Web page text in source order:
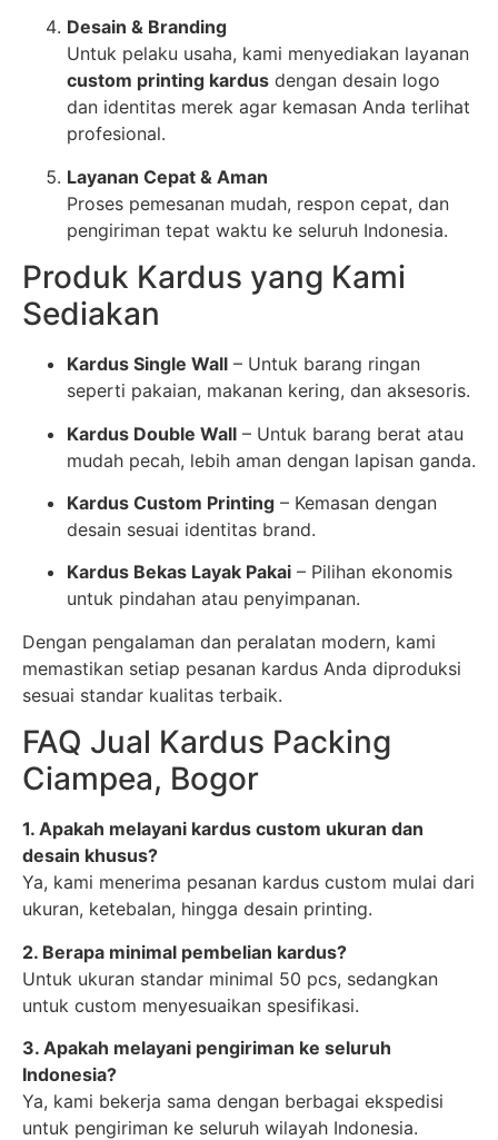
Desain & Branding
Untuk pelaku usaha, kami menyediakan layanan
custom printing kardus dengan desain logo
dan identitas merek agar kemasan Anda terlihat
profesional.
Layanan Cepat & Aman
Proses pemesanan mudah, respon cepat, dan
pengiriman tepat waktu ke seluruh Indonesia.
Produk Kardus yang Kami
Sediakan
Kardus Single Wall – Untuk barang ringan
seperti pakaian, makanan kering, dan aksesoris.
Kardus Double Wall – Untuk barang berat atau
mudah pecah, lebih aman dengan lapisan ganda.
Kardus Custom Printing – Kemasan dengan
desain sesuai identitas brand.
Kardus Bekas Layak Pakai – Pilihan ekonomis
untuk pindahan atau penyimpanan.
Dengan pengalaman dan peralatan modern, kami
memastikan setiap pesanan kardus Anda diproduksi
sesuai standar kualitas terbaik.
FAQ Jual Kardus Packing
Ciampea, Bogor
1. Apakah melayani kardus custom ukuran dan
desain khusus?
Ya, kami menerima pesanan kardus custom mulai dari
ukuran, ketebalan, hingga desain printing.
2. Berapa minimal pembelian kardus?
Untuk ukuran standar minimal 50 pcs, sedangkan
untuk custom menyesuaikan spesifikasi.
3. Apakah melayani pengiriman ke seluruh
Indonesia?
Ya, kami bekerja sama dengan berbagai ekspedisi
untuk pengiriman ke seluruh wilayah Indonesia.